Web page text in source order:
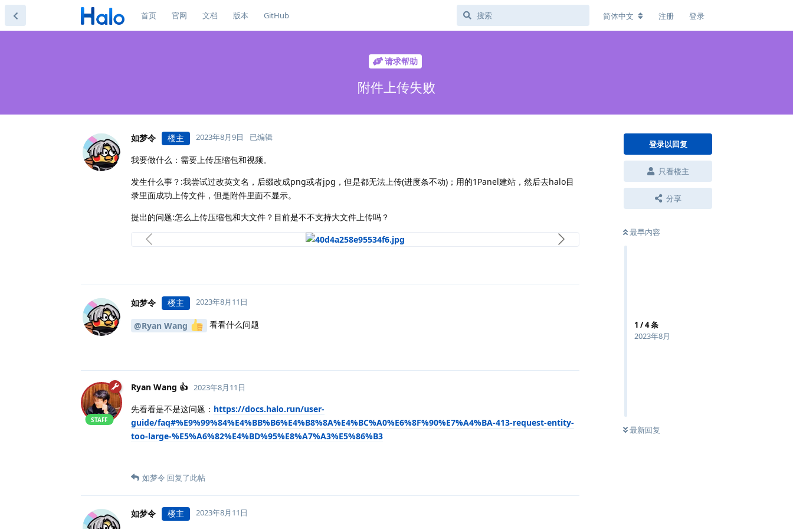
首页 官网 文档 版本 GitHub 简体中文 注册 登录
请求帮助
附件上传失败
登录以回复
只看楼主
分享
最早内容
1 /4条
2023年8月
最新回复
如梦令 楼主 2023年8月9日 已编辑
我要做什么：需要上传压缩包和视频。
发生什么事？:我尝试过改英文名，后缀改成png或者jpg，但是都无法上传(进度条不动)；用的1Panel建站，然后去halo目
录里面成功上传文件，但是附件里面不显示。
提出的问题:怎么上传压缩包和大文件？目前是不不支持大文件上传吗？
如梦令 楼主 2023年8月11日
@Ryan Wang 看看什么问题
Ryan Wang 👍
STAFF
2023年8月11日
先看看是不是这问题： https://docs.halo.run/user-
guide/faq#%E9%99%84%E4%BB%B6%E4%B8%8A%E4%BC%A0%E6%8F%90%E7%A4%BA-413-request-entity-
too-large-%E5%A6%82%E4%BD%95%E8%A7%A3%E5%86%B3
如梦令 回复了此帖
如梦令 楼主 2023年8月11日